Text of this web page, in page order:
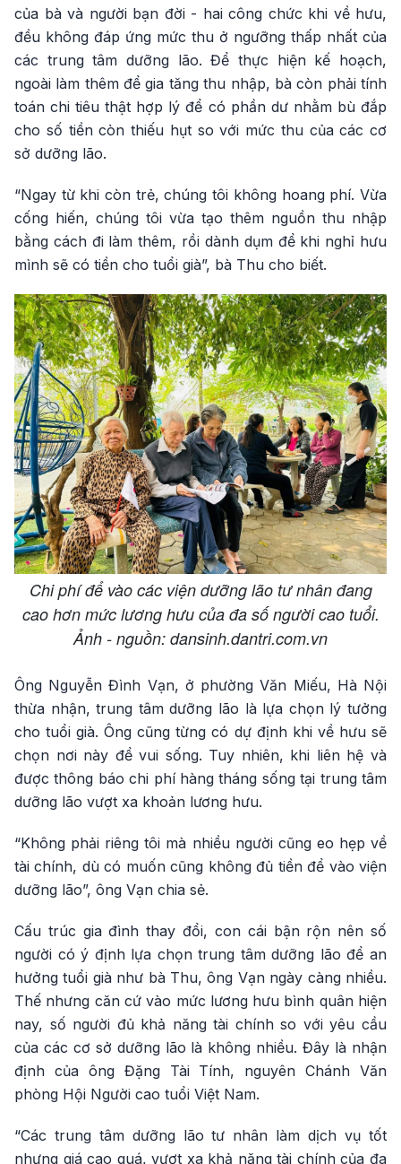
của bà và người bạn đời - hai công chức khi về hưu,
đều không đáp ứng mức thu ở ngưỡng thấp nhất của
các trung tâm dưỡng lão. Để thực hiện kế hoạch,
ngoài làm thêm để gia tăng thu nhập, bà còn phải tính
toán chi tiêu thật hợp lý để có phần dư nhằm bù đắp
cho số tiền còn thiếu hụt so với mức thu của các cơ
sở dưỡng lão.
“Ngay từ khi còn trẻ, chúng tôi không hoang phí. Vừa
cống hiến, chúng tôi vừa tạo thêm nguồn thu nhập
bằng cách đi làm thêm, rồi dành dụm để khi nghỉ hưu
mình sẽ có tiền cho tuổi già”, bà Thu cho biết.
Chi phí để vào các viện dưỡng lão tư nhân đang
cao hơn mức lương hưu của đa số người cao tuổi.
Ảnh - nguồn: dansinh.dantri.com.vn
Ông Nguyễn Đình Vạn, ở phường Văn Miếu, Hà Nội
thừa nhận, trung tâm dưỡng lão là lựa chọn lý tưởng
cho tuổi già. Ông cũng từng có dự định khi về hưu sẽ
chọn nơi này để vui sống. Tuy nhiên, khi liên hệ và
được thông báo chi phí hàng tháng sống tại trung tâm
dưỡng lão vượt xa khoản lương hưu.
“Không phải riêng tôi mà nhiều người cũng eo hẹp về
tài chính, dù có muốn cũng không đủ tiền để vào viện
dưỡng lão”, ông Vạn chia sẻ.
Cấu trúc gia đình thay đổi, con cái bận rộn nên số
người có ý định lựa chọn trung tâm dưỡng lão để an
hưởng tuổi già như bà Thu, ông Vạn ngày càng nhiều.
Thế nhưng căn cứ vào mức lương hưu bình quân hiện
nay, số người đủ khả năng tài chính so với yêu cầu
của các cơ sở dưỡng lão là không nhiều. Đây là nhận
định của ông Đặng Tài Tính, nguyên Chánh Văn
phòng Hội Người cao tuổi Việt Nam.
“Các trung tâm dưỡng lão tư nhân làm dịch vụ tốt
nhưng giá cao quá, vượt xa khả năng tài chính của đa